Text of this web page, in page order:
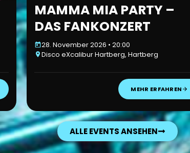
MAMMA MIA PARTY –
DAS FANKONZERT
28. November 2026 • 20:00
Disco eXcalibur Hartberg, Hartberg
MEHR ERFAHREN
ALLE EVENTS ANSEHEN